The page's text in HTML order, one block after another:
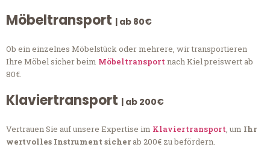
Möbeltransport | ab 80€
Ob ein einzelnes Möbelstück oder mehrere, wir transportieren
Ihre Möbel sicher beim Möbeltransportnach Kiel preiswert ab
80€.
Klaviertransport | ab 200€
Vertrauen Sie auf unsere Expertise im Klaviertransport, um Ihr
wertvolles Instrument sicherab 200€ zu befördern.